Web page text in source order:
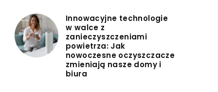
Innowacyjne technologie
w walce z
zanieczyszczeniami
powietrza: Jak
nowoczesne oczyszczacze
zmieniają nasze domy i
biura